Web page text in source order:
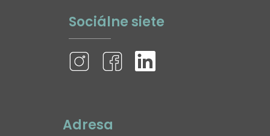
Sociálne siete
Adresa